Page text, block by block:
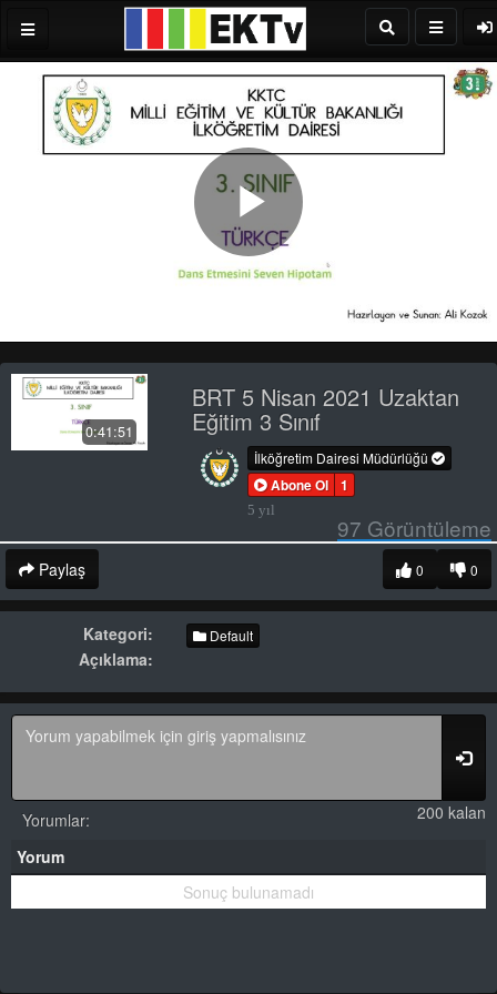
Play
Video
0:41:51
BRT 5 Nisan 2021 Uzaktan
Eğitim 3 Sınıf
İlköğretim Dairesi Müdürlüğü
Abone Ol 1
5 yıl
97 Görüntüleme
Paylaş 0
0
Kategori: Default
Açıklama:
200 kalan
Yorumlar:
Yorum
Sonuç bulunamadı